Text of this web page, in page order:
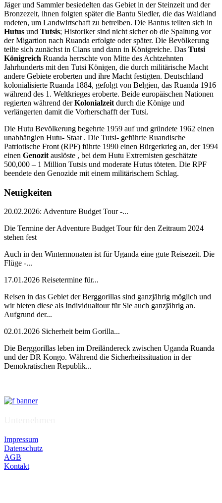
Jäger und Sammler besiedelten das Gebiet in der Steinzeit und der
Bronzezeit, ihnen folgten später die Bantu Siedler, die das Waldland
rodeten, um Landwirtschaft zu betreiben. Die Bantus teilten sich in
Hutus und Tutsis; Historiker sind nicht sicher ob die Spaltung vor
der Migartion nach Ruanda erfolgte oder später. Die Bevölkerung
teilte sich zunächst in Clans und dann in Königreiche. Das Tutsi
Königreich Ruanda herrschte von Mitte des Achtzehnten
Jahrhunderts mit den Tutsi Königen, die durch militärische Macht
andere Gebiete eroberten und ihre Macht festigten. Deutschland
kolonialisierte Ruanda 1884, gefolgt von Belgien, das Ruanda 1916
während des 1. Weltkrieges eroberte. Beide europäischen Nationen
regierten während derKolonialzeit durch die Könige und
verlängerten damit die Vorherschafft der Tutsi.
Die Hutu Bevölkerung begehrte 1959 auf und gründete 1962 einen
unabhängien Hutu- Staat . Die Tutsi- geführte Ruandische
Patriotische Front (RPF) führte 1990 einen Bürgerkrieg an, der 1994
einen Genozit auslöste , bei dem Hutu Extremisten geschätzte
500,000 – 1 Million Tutsis und moderate Hutus töteten. Die RPF
beendete den Genozide mit einem militärischem Schlag.
Neuigkeiten
20.02.2026: Adventure Budget Tour -...
Die Termine der Adventure Budget Tour für den Zeitraum 2024
stehen fest
Auch in den Wintermonaten ist für Uganda eine gute Reisezeit. Die
Flüge -...
17.01.2026 Reisetermine für...
Reisen in das Gebiet der Berggorillas sind ganzjährig möglich und
wir bieten diese als Individualtour für Sie auch ganzjährig an.
Aufgrund der...
02.01.2026 Sicherheit beim Gorilla...
Die Berggorillas leben im Dreiländereck zwischen Uganda Ruanda
und der DR Kongo. Während die Sicherheitssituation in der
Demokratischen Republik...
Impressum
Datenschutz
AGB
Kontakt